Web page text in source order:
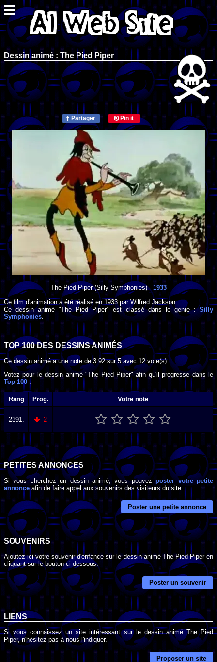
Dessin animé : The Pied Piper
Partager Pin it
The Pied Piper(Silly Symphonies) - 1933
Ce film d'animation a été réalisé en 1933 parWilfred Jackson.
Ce dessin animé "The Pied Piper" est classé dans le genre :Silly
Symphonies.
TOP 100 DES DESSINS ANIMÉS
Ce dessin animé a une note de3.92sur5avec 12vote(s).
Votez pour le dessin animé "The Pied Piper" afin qu'il progresse dans le
Top 100 :
Rang Prog. Votre note
2391. -2
PETITES ANNONCES
Si vous cherchez un dessin animé, vous pouvezposter votre petite
annonceafin de faire appel aux souvenirs des visiteurs du site.
Poster une petite annonce
SOUVENIRS
Ajoutez ici votre souvenir d'enfance sur le dessin animé The Pied Piper en
cliquant sur le bouton ci-dessous.
Poster un souvenir
LIENS
Si vous connaissez un site intéressant sur le dessin animé The Pied
Piper, n'hésitez pas à nous l'indiquer.
Proposer un site